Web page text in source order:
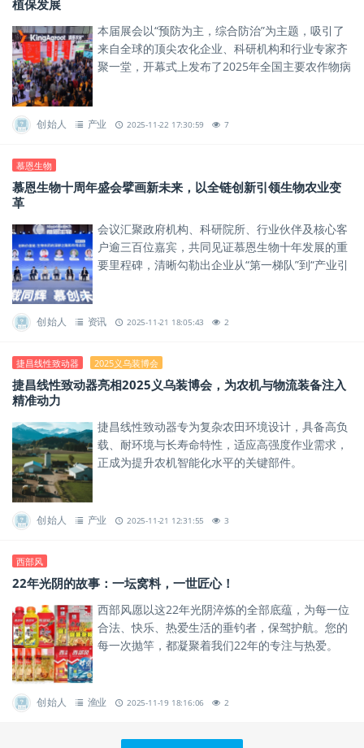
植保发展
本届展会以“预防为主，综合防治”为主题，吸引了
来自全球的顶尖农化企业、科研机构和行业专家齐
聚一堂，开幕式上发布了2025年全国主要农作物病
创始人 产业 2025-11-22 17:30:59 7
慕恩生物
慕恩生物十周年盛会擘画新未来，以全链创新引领生物农业变
革
会议汇聚政府机构、科研院所、行业伙伴及核心客
户逾三百位嘉宾，共同见证慕恩生物十年发展的重
要里程碑，清晰勾勒出企业从“第一梯队”到“产业引
创始人 资讯 2025-11-21 18:05:43 2
捷昌线性致动器 2025义乌装博会
捷昌线性致动器亮相2025义乌装博会，为农机与物流装备注入
精准动力
捷昌线性致动器专为复杂农田环境设计，具备高负
载、耐环境与长寿命特性，适应高强度作业需求，
正成为提升农机智能化水平的关键部件。
创始人 产业 2025-11-21 12:31:55 3
西部风
22年光阴的故事：一坛窝料，一世匠心！
西部风愿以这22年光阴淬炼的全部底蕴，为每一位
合法、快乐、热爱生活的垂钓者，保驾护航。您的
每一次抛竿，都凝聚着我们22年的专注与热爱。
创始人 渔业 2025-11-19 18:16:06 2